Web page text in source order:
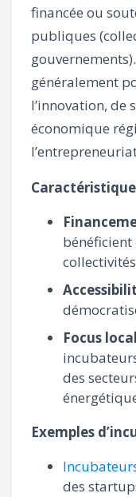
financée ou
publiques
généralement
l’innovation, de
économique
Focus
des
Exemples
des